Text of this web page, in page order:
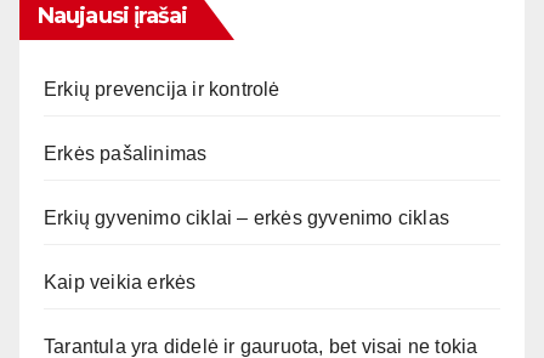
Naujausi įrašai
Erkių prevencija ir kontrolė
Erkės pašalinimas
Erkių gyvenimo ciklai – erkės gyvenimo ciklas
Kaip veikia erkės
Tarantula yra didelė ir gauruota, bet visai ne tokia